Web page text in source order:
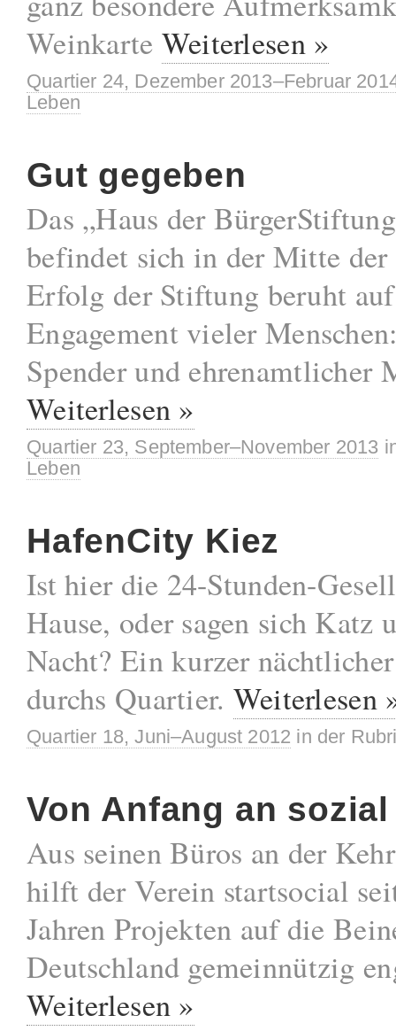
Weinkarte Weiterlesen »
Quartier 24, Dezember 2013–Februar
Leben
Gut gegeben
Das „Haus der
befindet sich in der Mitte der
Erfolg der Stiftung beruht
Engagement vieler
Spender und ehrenamtlicher
Weiterlesen »
Quartier 23, September–November 2013
Leben
HafenCity Kiez
Ist hier die 24-Stunden-
Hause, oder sagen sich Katz
Nacht? Ein kurzer
durchs Quartier. Weiterlesen
Quartier 18, Juni–August 2012 in der
Von Anfang an sozial
Aus seinen Büros an der
hilft der Verein startsocial
Jahren Projekten auf die
Deutschland gemeinnützig
Weiterlesen »